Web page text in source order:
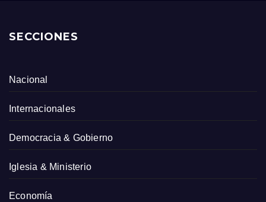
SECCIONES
Nacional
Internacionales
Democracia & Gobierno
Iglesia & Ministerio
Economía